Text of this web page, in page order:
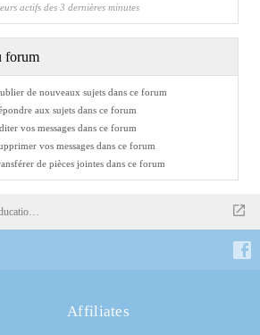
actifs des 3 dernières minutes
forum
de nouveaux sujets dans ce forum
aux sujets dans ce forum
vos messages dans ce forum
vos messages dans ce forum
de pièces jointes dans ce forum
Affiliates